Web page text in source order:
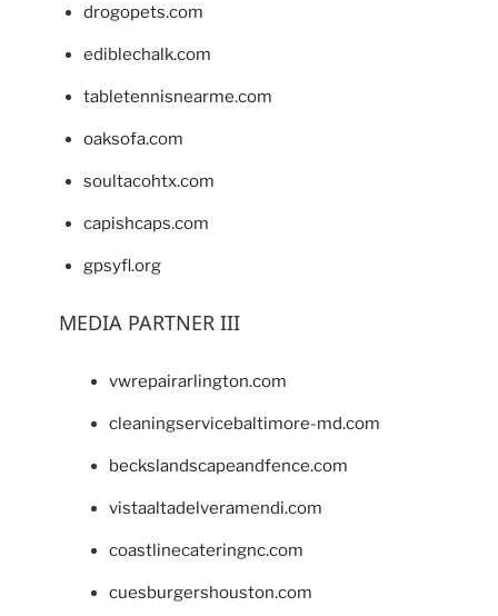
drogopets.com
ediblechalk.com
tabletennisnearme.com
oaksofa.com
soultacohtx.com
capishcaps.com
gpsyfl.org
MEDIA PARTNER III
vwrepairarlington.com
cleaningservicebaltimore-md.com
beckslandscapeandfence.com
vistaaltadelveramendi.com
coastlinecateringnc.com
cuesburgershouston.com